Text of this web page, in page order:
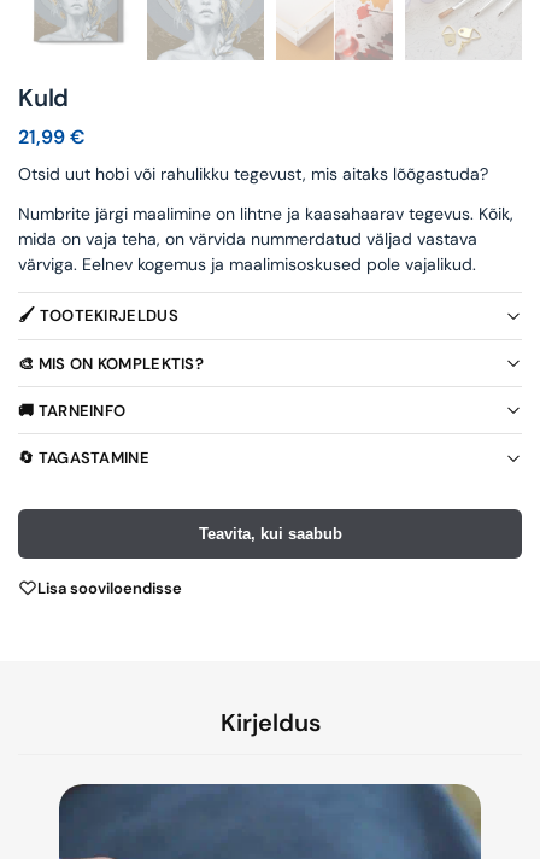
Kuld
21,99€
Otsid uut hobi või rahulikku tegevust, mis aitaks lõõgastuda?
Numbrite järgi maalimine on lihtne ja kaasahaarav tegevus. Kõik,
mida on vaja teha, on värvida nummerdatud väljad vastava
värviga. Eelnev kogemus ja maalimisoskused pole vajalikud.
🖌️ TOOTEKIRJELDUS
🎨 MIS ON KOMPLEKTIS?
🚚 TARNEINFO
🔄 TAGASTAMINE
Teavita, kui saabub
Lisa sooviloendisse
Kirjeldus